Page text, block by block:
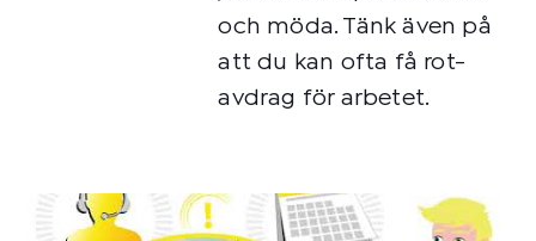
och möda. Tänk även på
att du kan ofta få rot-
avdrag för arbetet.